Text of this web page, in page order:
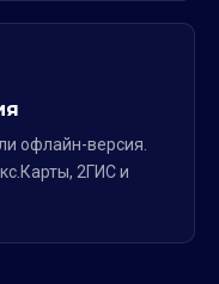
офлайн-версия.
2ГИС и